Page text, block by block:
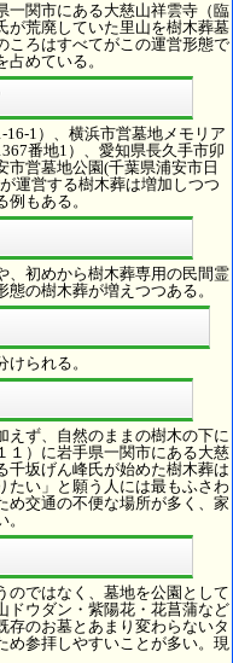
一関市にある大慈山祥雲寺（臨
が荒廃していた里山を樹木葬墓
ころはすべてがこの運営形態で
めている。
1）、横浜市営墓地メモリア
番地1）、愛知県長久手市卯
営墓地公園(千葉県浦安市日
運営する樹木葬は増加しつつ
もある。
、初めから樹木葬専用の民間霊
の樹木葬が増えつつある。
られる。
えず、自然のままの樹木の下に
１）に岩手県一関市にある大慈
千坂げん峰氏が始めた樹木葬は
たい」と願う人には最もふさわ
め交通の不便な場所が多く、家
のではなく、墓地を公園として
ドウダン・紫陽花・花菖蒲など
存のお墓とあまり変わらないタ
め参拝しやすいことが多い。現